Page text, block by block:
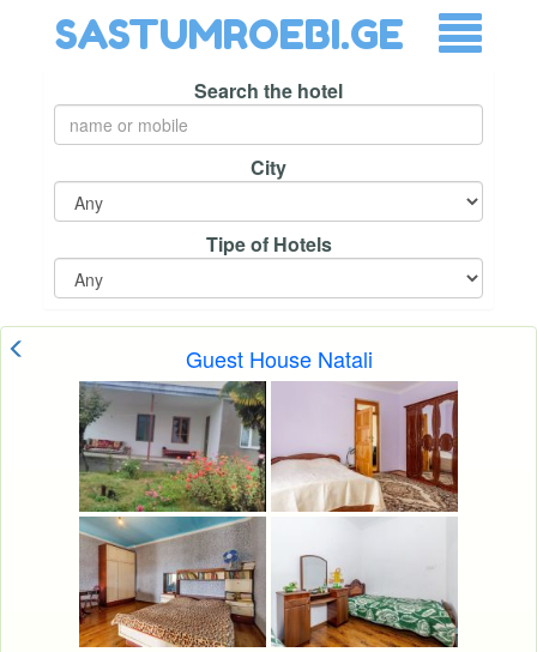
SASTUMROEBI.GE
Search the hotel
City
Tipe of Hotels
Guest House Natali